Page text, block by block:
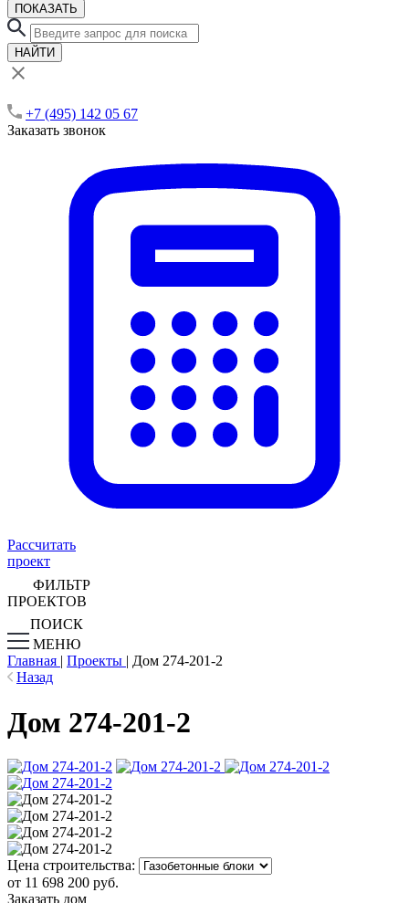
ПОКАЗАТЬ
НАЙТИ
+7 (495) 142 05 67
Заказать звонок
Рассчитать
проект
ФИЛЬТР
ПРОЕКТОВ
ПОИСК
МЕНЮ
Главная | Проекты | Дом 274-201-2
Назад
Дом 274-201-2
Цена строительства:
от 11 698 200 руб.
Заказать дом